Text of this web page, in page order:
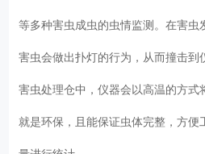
等多种害虫成虫的虫情监测。在害虫发
害虫会做出扑灯的行为，从而撞击到
害虫处理仓中，仪器会以高温的方式
就是环保，且能保证虫体完整，